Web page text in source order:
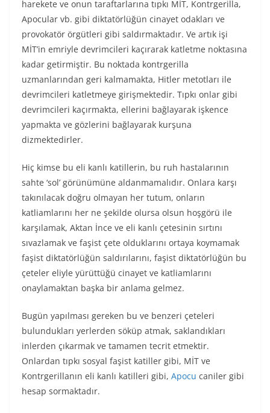
harekete ve onun taraftarlarına tıpkı MİT, Kontrgerilla,
Apocular vb. gibi diktatörlüğün cinayet odakları ve
provokatör örgütleri gibi saldırmaktadır. Ve artık işi
MİT’in emriyle devrimcileri kaçırarak katletme noktasına
kadar getirmiştir. Bu noktada kontrgerilla
uzmanlarından geri kalmamakta, Hitler metotları ile
devrimcileri katletmeye girişmektedir. Tıpkı onlar gibi
devrimcileri kaçırmakta, ellerini bağlayarak işkence
yapmakta ve gözlerini bağlayarak kurşuna
dizmektedirler.
Hiç kimse bu eli kanlı katillerin, bu ruh hastalarının
sahte ‘sol’ görünümüne aldanmamalıdır. Onlara karşı
takınılacak doğru olmayan her tutum, onların
katliamlarını her ne şekilde olursa olsun hoşgörü ile
karşılamak, Aktan İnce ve eli kanlı çetesinin sırtını
sıvazlamak ve faşist çete olduklarını ortaya koymamak
faşist diktatörlüğün saldırılarını, faşist diktatörlüğün bu
çeteler eliyle yürüttüğü cinayet ve katliamlarını
onaylamaktan başka bir anlama gelmez.
Bugün yapılması gereken bu ve benzeri çeteleri
bulundukları yerlerden söküp atmak, saklandıkları
inlerden çıkarmak ve tamamen tecrit etmektir.
Onlardan tıpkı sosyal faşist katiller gibi, MİT ve
Kontrgerillanın eli kanlı katilleri gibi, Apocu caniler gibi
hesap sormaktadır.